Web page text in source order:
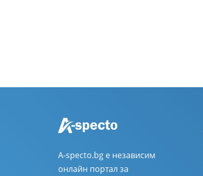
A-specto.bg е независим
онлайн портал за